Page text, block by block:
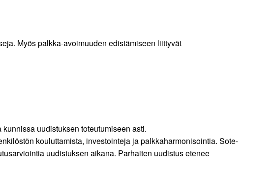
Myös palkka-avoimuuden edistämiseen liittyvät
uudistuksen toteutumiseen asti.
kouluttamista, investointeja ja palkkaharmonisointia. Sote-
uudistuksen aikana. Parhaiten uudistus etenee